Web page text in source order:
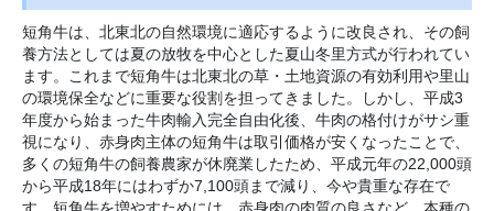
短角牛は、北東北の自然環境に適応するように改良され、その飼
養方法としては夏の放牧を中心とした夏山冬里方式が行われてい
ます。これまで短角牛は北東北の草・土地資源の有効利用や里山
の環境保全などに重要な役割を担ってきました。しかし、平成3
年度から始まった牛肉輸入完全自由化後、牛肉の格付けがサシ重
視になり、赤身肉主体の短角牛は取引価格が安くなったことで、
多くの短角牛の飼養農家が休廃業したため、平成元年の22,000頭
から平成18年にはわずか7,100頭まで減り、今や貴重な存在で